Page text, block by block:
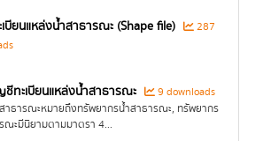
บียนแหล่งน้ำสาธารณะ (Shape file)
287
ชีทะเบียนแหล่งน้ำสาธารณะ
9 downloads
าธารณะหมายถึงทรัพยากรน้ำสาธารณะ, ทรัพยากร
ณะมีนิยามตามมาตรา 4...